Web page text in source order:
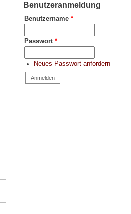
Benutzeranmeldung
Benutzername*
Passwort*
Neues Passwort anfordern